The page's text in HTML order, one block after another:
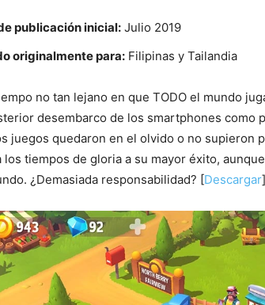
publicación inicial: Julio 2019
originalmente para: Filipinas y Tailandia
no tan lejano en que TODO el mundo
desembarco de los smartphones como
juegos quedaron en el olvido o no supieron
los tiempos de gloria a su mayor éxito,
¿Demasiada responsabilidad? [Descargar]